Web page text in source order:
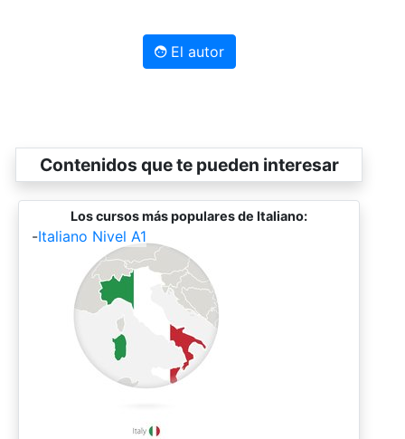
El autor
Contenidos que te pueden interesar
Los cursos más populares de Italiano:
-Italiano Nivel A1